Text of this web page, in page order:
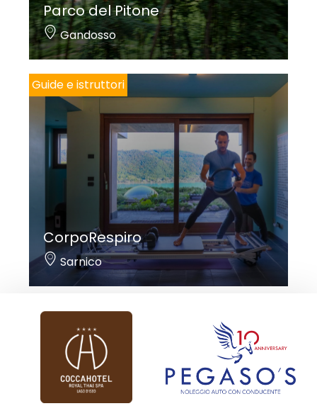
Parco del Pitone
Gandosso
Guide e istruttori
CorpoRespiro
Sarnico